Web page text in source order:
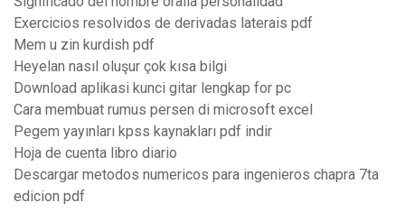
Exercicios resolvidos de derivadas laterais pdf
Mem u zin kurdish pdf
Heyelan nasıl oluşur çok kısa bilgi
Download aplikasi kunci gitar lengkap for pc
Cara membuat rumus persen di microsoft excel
Pegem yayınları kpss kaynakları pdf indir
Hoja de cuenta libro diario
Descargar metodos numericos para ingenieros chapra 7ta
edicion pdf